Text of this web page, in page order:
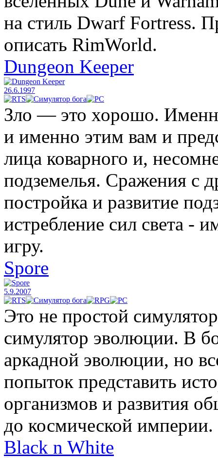
на стиль Dwarf Fortress.
описать RimWorld.
Dungeon Keeper
26.6.1997
Зло — это хорошо.
и именно этим вам и
лица коварного и,
подземелья. Сражения с
постройка и развитие
истребление сил света -
игру.
Spore
5.9.2007
Это не простой
симулятор эволюции. В
аркадной эволюции, но
попыток представить
организмов и развития
до космической империи.
Black n White